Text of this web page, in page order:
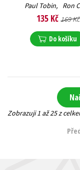
Paul Tobin, Ron
135 Kč 169 Kč
Do košíku
Zobrazuji 1 až 25 z